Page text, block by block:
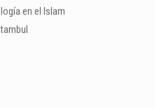
en el Islam